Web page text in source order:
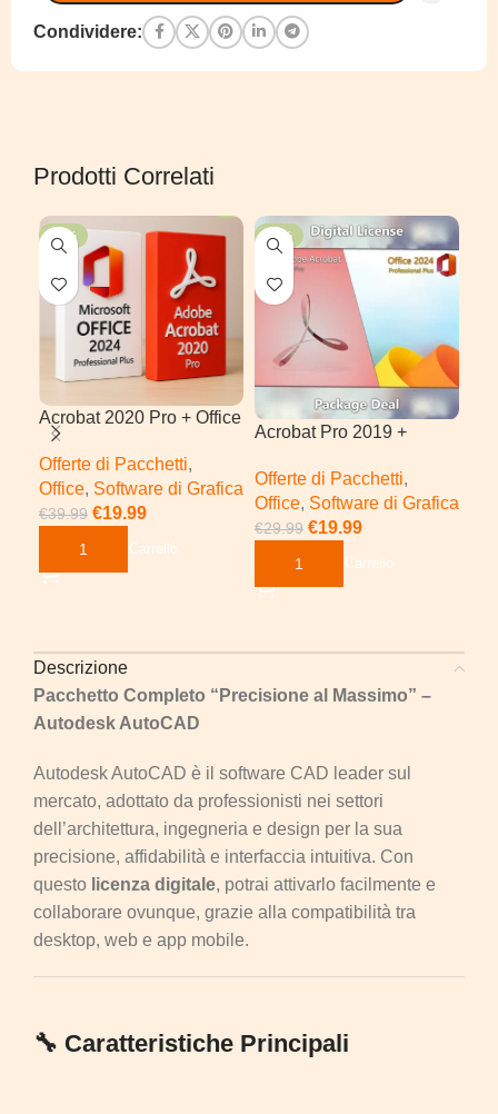
Condividere:
Prodotti Correlati
-50%
Acrobat 2020 Pro + Office
2024 Pro Plus | Windows
Offerte di Pacchetti,
Office, Software di Grafica
€39.99 €19.99
Aggiungi Al Carrello
-33%
Acrobat Pro 2019 +
Plus
Offerte di Pacchetti,
Office, Software di Grafica
€29.99 €19.99
Aggiungi Al Carrello
Descrizione
Pacchetto Completo “Precisione al Massimo” –
Autodesk AutoCAD
Autodesk AutoCAD è il software CAD leader sul
mercato, adottato da professionisti nei settori
dell’architettura, ingegneria e design per la sua
precisione, affidabilità e interfaccia intuitiva. Con
questo licenza digitale, potrai attivarlo facilmente e
collaborare ovunque, grazie alla compatibilità tra
desktop, web e app mobile.
🔧 Caratteristiche Principali